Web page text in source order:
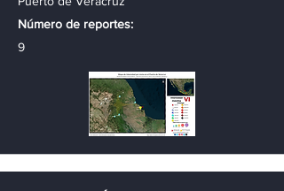
Número de reportes:
9